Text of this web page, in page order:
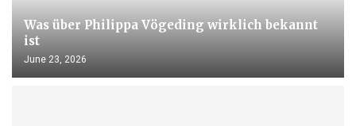
Was über Philippa Vögeding wirklich bekannt
ist
June 23, 2026